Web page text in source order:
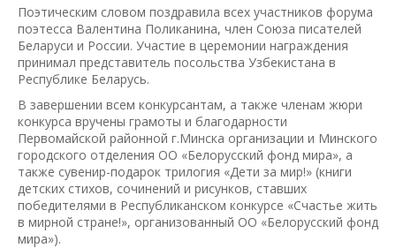
Поэтическим словом поздравила всех участников форума
поэтесса Валентина Поликанина, член Союза писателей
Беларуси и России. Участие в церемонии награждения
принимал представитель посольства Узбекистана в
Республике Беларусь.
В завершении всем конкурсантам, а также членам жюри
конкурса вручены грамоты и благодарности
Первомайской районной г.Минска организации и Минского
городского отделения ОО «Белорусский фонд мира», а
также сувенир-подарок трилогия «Дети за мир!» (книги
детских стихов, сочинений и рисунков, ставших
победителями в Республиканском конкурсе «Счастье жить
в мирной стране!», организованный ОО «Белорусский фонд
мира»).